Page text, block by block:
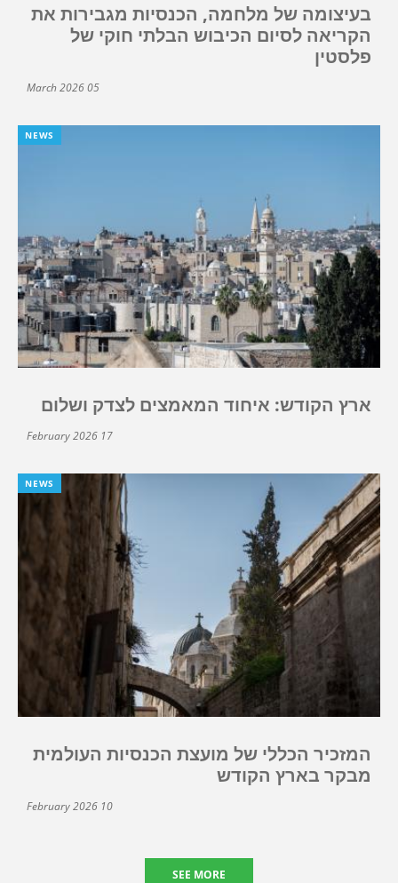
בעיצומה של מלחמה, הכנסיות מגבירות את
הקריאה לסיום הכיבוש הבלתי חוקי של
פלסטין
05 March 2026
NEWS
ארץ הקודש: איחוד המאמצים לצדק ושלום
17 February 2026
NEWS
המזכיר הכללי של מועצת הכנסיות העולמית
מבקר בארץ הקודש
10 February 2026
SEE MORE